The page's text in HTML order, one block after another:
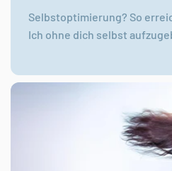
Selbstoptimierung? So
Ich ohne dich selbst